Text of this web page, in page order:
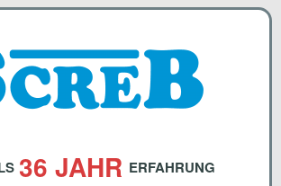
36 JAHR ERFAHRUNG